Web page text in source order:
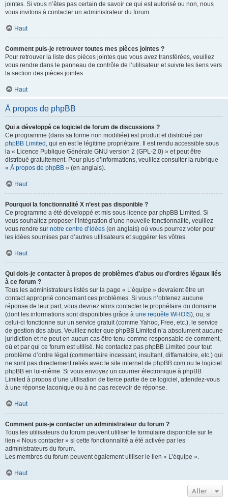
jointes. Si vous n’êtes pas certain de savoir ce qui est autorisé ou non, nous
vous invitons à contacter un administrateur du forum.
Haut
Comment puis-je retrouver toutes mes pièces jointes ?
Pour retrouver la liste des pièces jointes que vous avez transférées, veuillez
vous rendre dans le panneau de contrôle de l’utilisateur et suivre les liens vers
la section des pièces jointes.
Haut
À propos de phpBB
Qui a développé ce logiciel de forum de discussions ?
Ce programme (dans sa forme non modifiée) est produit et distribué par
phpBB Limited , qui en est le légitime propriétaire. Il est rendu accessible sous
la « Licence Publique Générale GNU version 2 (GPL-2.0) » et peut être
distribué gratuitement. Pour plus d’informations, veuillez consulter la rubrique
« À propos de phpBB » (en anglais).
Haut
Pourquoi la fonctionnalité X n’est pas disponible ?
Ce programme a été développé et mis sous licence par phpBB Limited. Si
vous souhaitez proposer l’intégration d’une nouvelle fonctionnalité, veuillez
vous rendre sur notre centre d’idées (en anglais) où vous pourrez voter pour
les idées soumises par d’autres utilisateurs et suggérer les vôtres.
Haut
Qui dois-je contacter à propos de problèmes d’abus ou d’ordres légaux liés
à ce forum ?
Tous les administrateurs listés sur la page « L’équipe » devraient être un
contact approprié concernant ces problèmes. Si vous n’obtenez aucune
réponse de leur part, vous devriez alors contacter le propriétaire du domaine
(dont les informations sont disponibles grâce à une requête WHOIS), ou, si
celui-ci fonctionne sur un service gratuit (comme Yahoo, Free, etc.), le service
de gestion des abus. Veuillez noter que phpBB Limited n’a absolument aucune
juridiction et ne peut en aucun cas être tenu comme responsable de comment,
où et par qui ce forum est utilisé. Ne contactez pas phpBB Limited pour tout
problème d’ordre légal (commentaire incessant, insultant, diffamatoire, etc.) qui
ne sont pas directement reliés avec le site internet de phpBB.com ou le logiciel
phpBB en lui-même. Si vous envoyez un courrier électronique à phpBB
Limited à propos d’une utilisation de tierce partie de ce logiciel, attendez-vous
à une réponse laconique ou à ne pas recevoir de réponse.
Haut
Comment puis-je contacter un administrateur du forum ?
Tous les utilisateurs du forum peuvent utiliser le formulaire disponible sur le
lien « Nous contacter » si cette fonctionnalité a été activée par les
administrateurs du forum.
Les membres du forum peuvent également utiliser le lien « L’équipe ».
Haut
Aller